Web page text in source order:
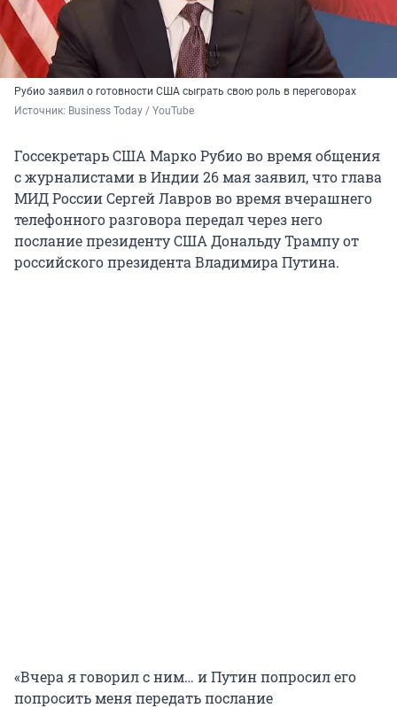
Рубио заявил о готовности США сыграть свою роль в переговорах
Источник: Business Today / YouTube
Госсекретарь США Марко Рубио во время общения
с журналистами в Индии 26 мая заявил, что глава
МИД России Сергей Лавров во время вчерашнего
телефонного разговора передал через него
послание президенту США Дональду Трампу от
российского президента Владимира Путина.
«Вчера я говорил с ним… и Путин попросил его
попросить меня передать послание